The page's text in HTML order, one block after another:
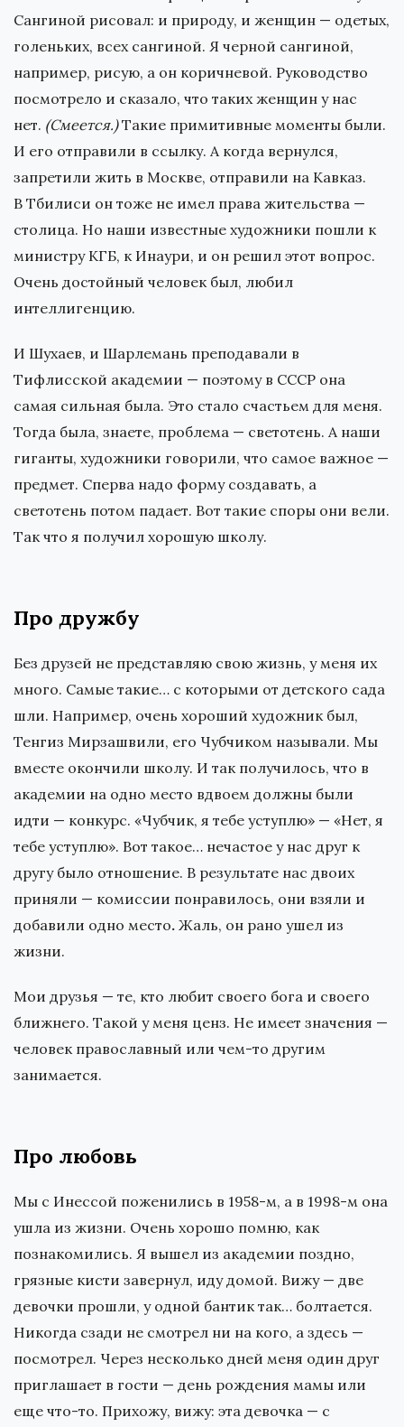
Сангиной рисовал: и природу, и женщин — одетых,
голеньких, всех сангиной. Я черной сангиной,
например, рисую, а он коричневой. Руководство
посмотрело и сказало, что таких женщин у нас
нет. (Смеется.)Такие примитивные моменты были.
И его отправили в ссылку. А когда вернулся,
запретили жить в Москве, отправили на Кавказ.
В Тбилиси он тоже не имел права жительства —
столица. Но наши известные художники пошли к
министру КГБ, к Инаури, и он решил этот вопрос.
Очень достойный человек был, любил
интеллигенцию.
И Шухаев, и Шарлемань преподавали в
Тифлисской академии — поэтому в СССР она
самая сильная была. Это стало счастьем для меня.
Тогда была, знаете, проблема — светотень. А наши
гиганты, художники говорили, что самое важное —
предмет. Сперва надо форму создавать, а
светотень потом падает. Вот такие споры они вели.
Так что я получил хорошую школу.
Про дружбу
Без друзей не представляю свою жизнь, у меня их
много. Самые такие… с которыми от детского сада
шли. Например, очень хороший художник был,
Тенгиз Мирзашвили, его Чубчиком называли. Мы
вместе окончили школу. И так получилось, что в
академии на одно место вдвоем должны были
идти — конкурс. «Чубчик, я тебе уступлю» — «Нет, я
тебе уступлю». Вот такое… нечастое у нас друг к
другу было отношение. В результате нас двоих
приняли — комиссии понравилось, они взяли и
добавили одно место. Жаль, он рано ушел из
жизни.
Мои друзья — те, кто любит своего бога и своего
ближнего. Такой у меня ценз. Не имеет значения —
человек православный или чем-то другим
занимается.
Про любовь
Мы с Инессой поженились в 1958-м, а в 1998-м она
ушла из жизни. Очень хорошо помню, как
познакомились. Я вышел из академии поздно,
грязные кисти завернул, иду домой. Вижу — две
девочки прошли, у одной бантик так… болтается.
Никогда сзади не смотрел ни на кого, а здесь —
посмотрел. Через несколько дней меня один друг
приглашает в гости — день рождения мамы или
еще что-то. Прихожу, вижу: эта девочка — с